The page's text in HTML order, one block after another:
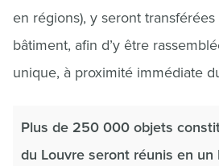
en régions), y seront
bâtiment, afin d’y être
unique, à proximité immédiate
Plus de 250 000 objets
du Louvre seront réunis en un